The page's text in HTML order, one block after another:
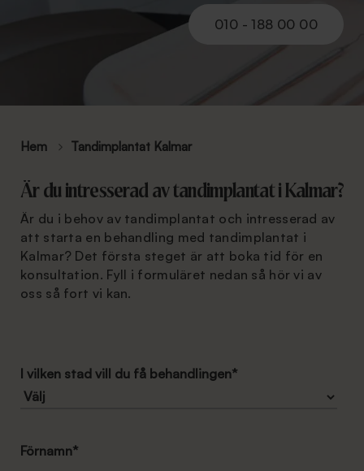
010 - 188 00 00
Hem Tandimplantat Kalmar
Är du intresserad av tandimplantat i Kalmar?
Är du i behov av tandimplantat och intresserad av
att starta en behandling med tandimplantat i
Kalmar? Det första steget är att boka tid för en
konsultation. Fyll i formuläret nedan så hör vi av
oss så fort vi kan.
I vilken stad vill du få behandlingen*
Förnamn*